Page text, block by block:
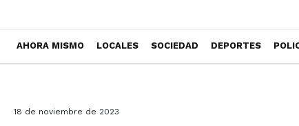
AHORA MISMO LOCALES SOCIEDAD DEPORTES
18 de noviembre de 2023